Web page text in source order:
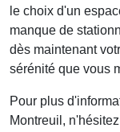
le choix d'un
manque de
dès maintenant
sérénité que vous
Pour plus
Montreuil,